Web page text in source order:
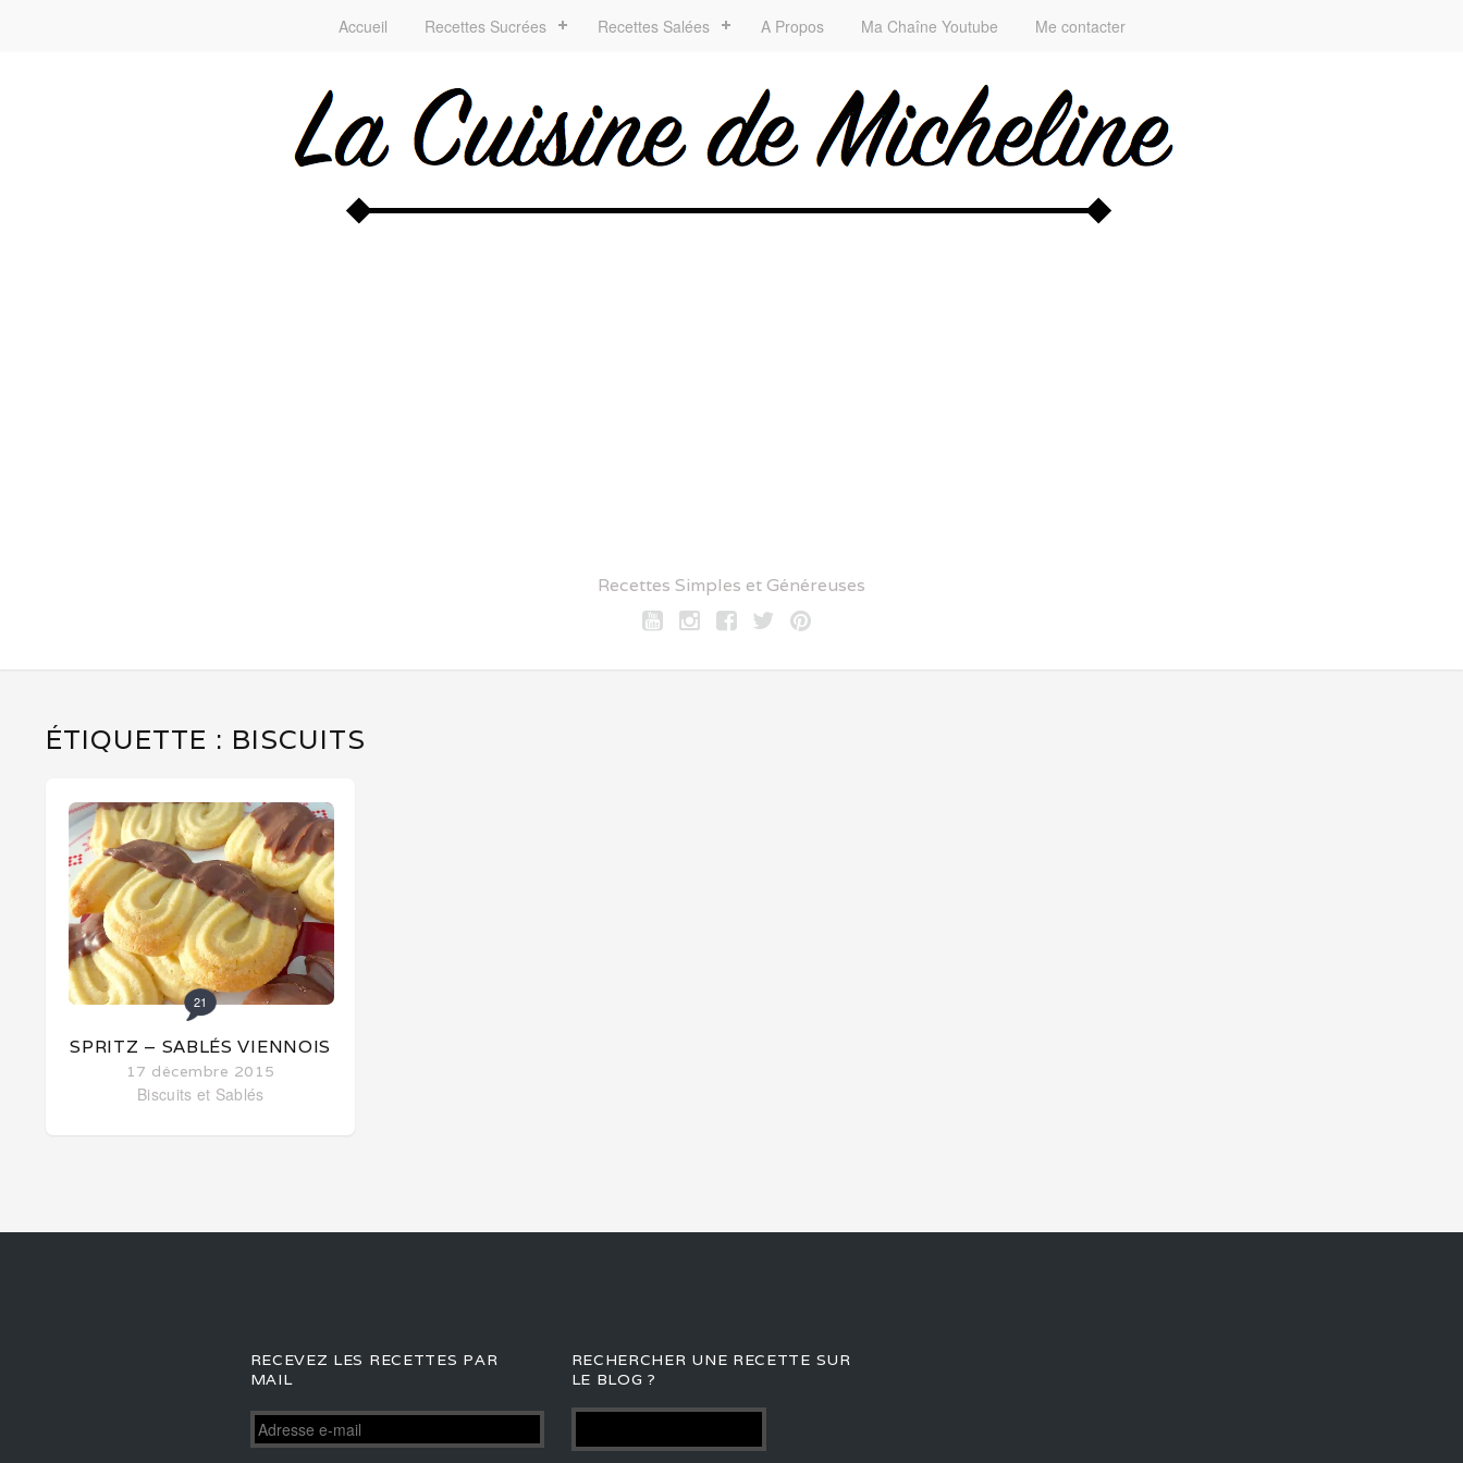
Accueil Recettes Sucrées Recettes Salées A Propos Ma Chaîne Youtube Me contacter
Recettes Simples et Généreuses
ÉTIQUETTE : BISCUITS
21
SPRITZ – SABLÉS VIENNOIS
17 décembre 2015
Biscuits et Sablés
RECEVEZ LES RECETTES PAR
MAIL
Adresse
e-
RECHERCHER UNE RECETTE SUR
LE BLOG ?